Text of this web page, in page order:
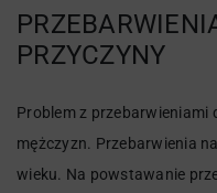
PRZYCZYNY
Problem z przebarwieniami
mężczyzn. Przebarwienia
wieku. Na powstawanie